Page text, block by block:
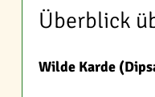
Überblick
Wilde Karde